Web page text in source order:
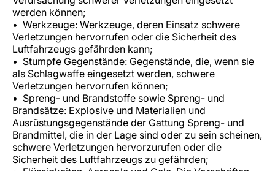
werden können;
Werkzeuge: Werkzeuge, deren Einsatz schwere
Verletzungen hervorrufen oder die Sicherheit des
Luftfahrzeugs gefährden kann;
Stumpfe Gegenstände: Gegenstände, die, wenn sie
als Schlagwaffe eingesetzt werden, schwere
Verletzungen hervorrufen können;
Spreng- und Brandstoffe sowie Spreng- und
Brandsätze: Explosive und Materialien und
Ausrüstungsgegenstände der Gattung Spreng- und
Brandmittel, die in der Lage sind oder zu sein scheinen,
schwere Verletzungen hervorzurufen oder die
Sicherheit des Luftfahrzeugs zu gefährden;